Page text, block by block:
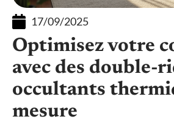
17/09/2025
Optimisez votre
avec des double-
occultants
mesure